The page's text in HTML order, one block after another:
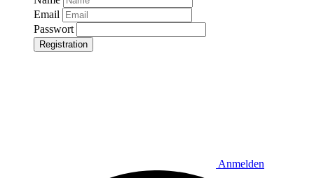
Email
Passwort
Registration
Anmelden